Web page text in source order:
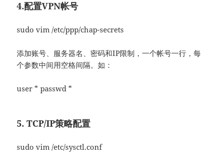
4.配置VPN帐号
sudo vim /etc/ppp/chap-secrets
添加账号、服务器名、密码和IP限制，一个帐号一行，每
个参数中间用空格间隔。如：
user * passwd *
5. TCP/IP策略配置
sudo vim /etc/sysctl.conf